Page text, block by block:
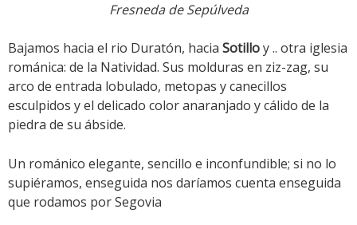
Fresneda de Sepúlveda
Bajamos hacia el rio Duratón, hacia Sotilloy .. otra iglesia
románica: de la Natividad. Sus molduras en ziz-zag, su
arco de entrada lobulado, metopas y canecillos
esculpidos y el delicado color anaranjado y cálido de la
piedra de su ábside.
Un románico elegante, sencillo e inconfundible; si no lo
supiéramos, enseguida nos daríamos cuenta enseguida
que rodamos por Segovia